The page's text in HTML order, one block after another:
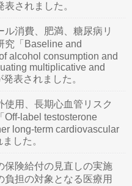
されました。
消費、肥満、糖尿病リ
究「Baseline and
alcohol consumption and
multiplicative and
表されました。
使用、長期心血管リスク
Off-label testosterone
long-term cardiovascular
した。
保険給付の見直しの実施
負担の対象となる医療用